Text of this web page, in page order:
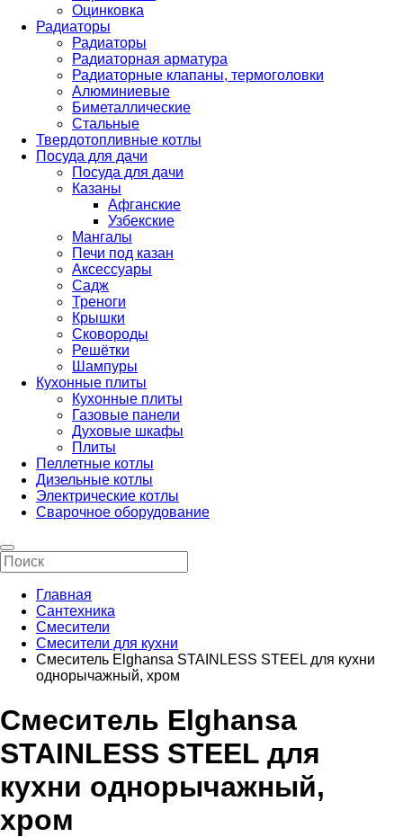
Оцинковка
Радиаторы
Радиаторы
Радиаторная арматура
Радиаторные клапаны, термоголовки
Алюминиевые
Биметаллические
Стальные
Твердотопливные котлы
Посуда для дачи
Посуда для дачи
Казаны
Афганские
Узбекские
Мангалы
Печи под казан
Аксессуары
Садж
Треноги
Крышки
Сковороды
Решётки
Шампуры
Кухонные плиты
Кухонные плиты
Газовые панели
Духовые шкафы
Плиты
Пеллетные котлы
Дизельные котлы
Электрические котлы
Сварочное оборудование
Главная
Сантехника
Смесители
Смесители для кухни
Смеситель Elghansa STAINLESS STEEL для кухни
однорычажный, хром
Смеситель Elghansa
STAINLESS STEEL для
кухни однорычажный,
хром